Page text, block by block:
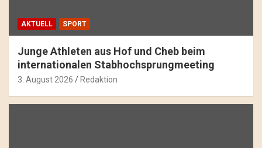
AKTUELL SPORT
Junge Athleten aus Hof und Cheb beim
internationalen Stabhochsprungmeeting
3. August 2026 Redaktion